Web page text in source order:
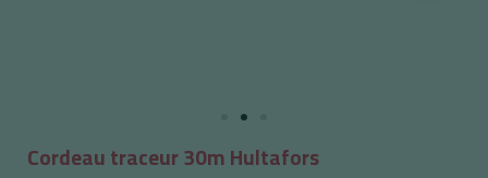
Cordeau traceur 30m Hultafors